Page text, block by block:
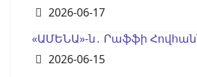
Details
2026-06-17
«ԱՄԵՆԱ»-ն․ Րաֆֆի
Details
2026-06-15